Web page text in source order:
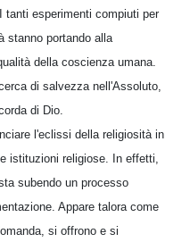
tanti esperimenti compiuti per
stanno portando alla
della coscienza umana.
di salvezza nell'Assoluto,
di Dio.
l'eclissi della religiosità in
istituzioni religiose. In effetti,
subendo un processo
Appare talora come
si offrono e si